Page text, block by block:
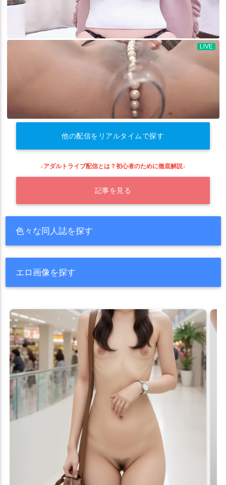
他の配信をリアルタイムで探す
↓アダルトライブ配信とは？初心者のために徹底解説↓
記事を見る
色々な同人誌を探す
エロ画像を探す